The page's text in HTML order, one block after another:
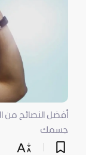
أفضل النصائح من
جسمك